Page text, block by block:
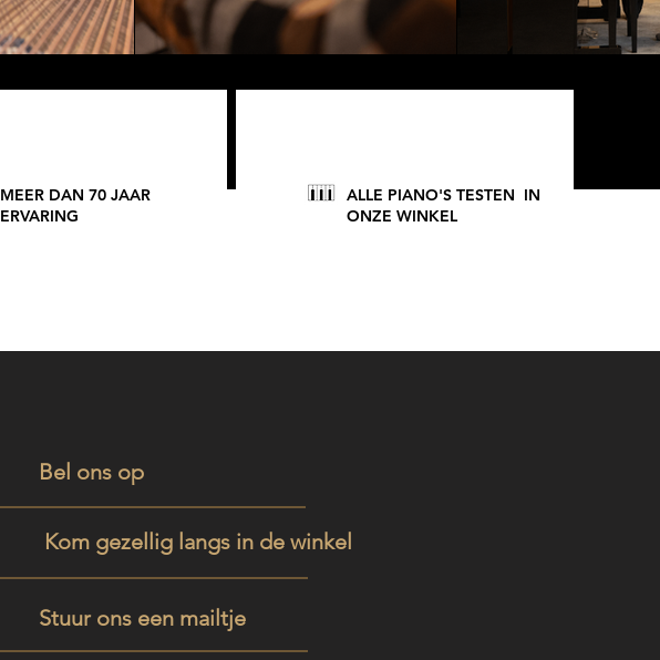
Bel ons op
Kom gezellig langs in de winkel
Stuur ons een mailtje
MEER DAN 70 JAAR
ERVARING
ALLE PIANO'S TESTEN IN
ONZE WINKEL